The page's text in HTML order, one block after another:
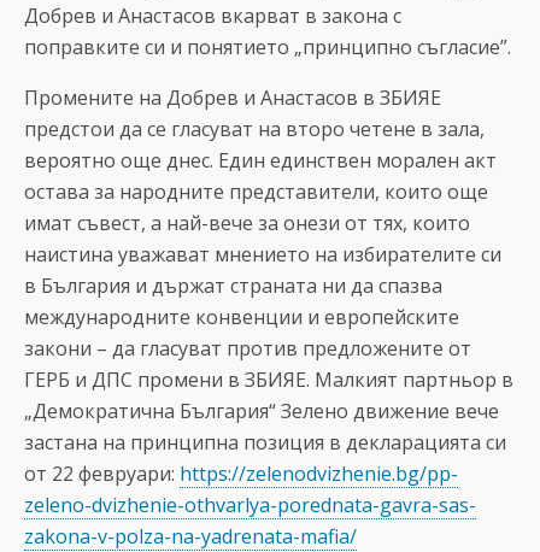
Добрев и Анастасов вкарват в закона с
поправките си и понятието „принципно съгласие”.
Промените на Добрев и Анастасов в ЗБИЯЕ
предстои да се гласуват на второ четене в зала,
вероятно още днес. Един единствен морален акт
остава за народните представители, които още
имат съвест, а най-вече за онези от тях, които
наистина уважават мнението на избирателите си
в България и държат страната ни да спазва
международните конвенции и европейските
закони – да гласуват против предложените от
ГЕРБ и ДПС промени в ЗБИЯЕ. Малкият партньор в
„Демократична България“ Зелено движение вече
застана на принципна позиция в декларацията си
от 22 февруари: https://zelenodvizhenie.bg/pp-
zeleno-dvizhenie-othvarlya-porednata-gavra-sas-
zakona-v-polza-na-yadrenata-mafia/